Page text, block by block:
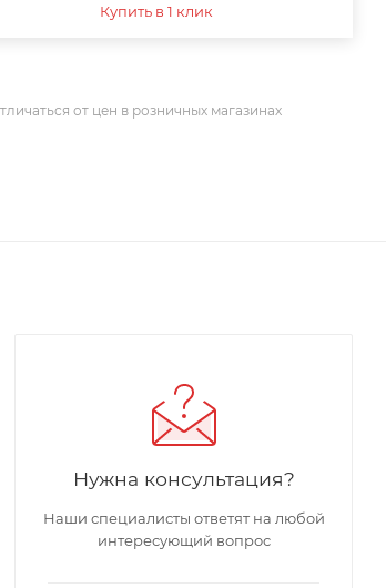
Купить в 1 клик
от цен в розничных магазинах
Нужна консультация?
Наши специалисты ответят на любой
интересующий вопрос